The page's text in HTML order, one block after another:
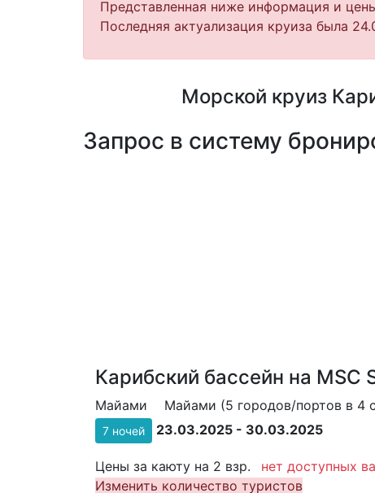
Представленная ниже информация и
Последняя актуализация круиза была
Морской круиз
Карибский бассейн на MSC
Майами Майами (5 городов/портов в 4
7 ночей 23.03.2025 - 30.03.2025
Цены за каюту на 2 взр.
нет доступных
Изменить количество туристов
Запрос в систему